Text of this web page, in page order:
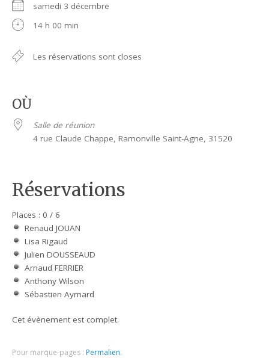
samedi 3 décembre
14 h 00 min
Les réservations sont closes
OÙ
Salle de réunion
4 rue Claude Chappe, Ramonville Saint-Agne, 31520
Réservations
Places : 0 / 6
Renaud JOUAN
Lisa Rigaud
Julien DOUSSEAUD
Arnaud FERRIER
Anthony Wilson
Sébastien Aymard
Cet évènement est complet.
Pour marque-pages : Permalien.